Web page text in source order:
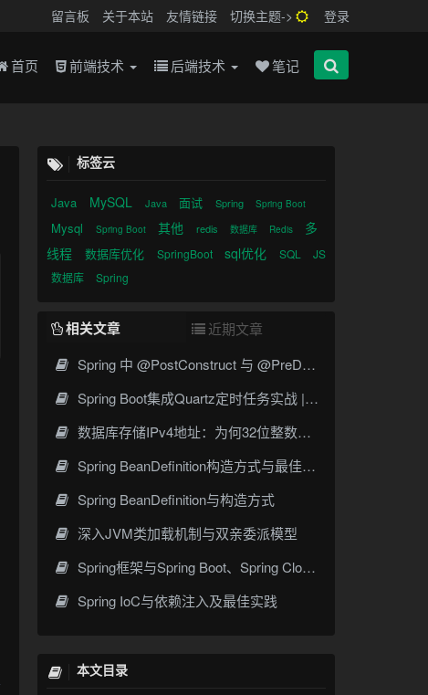
留言板 关于本站 友情链接 切换主题-> 登录
首页 前端技术 后端技术 笔记
标签云
Java MySQL Java 面试 Spring Spring Boot
Mysql Spring Boot 其他 redis 数据库 Redis
多
线程
数据库优化 SpringBoot sql优化 SQL
JS
数据库
Spring
相关文章
近期文章
Spring 中 @PostConstruct 与 @PreDestroy 的完整与实战
Spring Boot集成Quartz定时任务实战 | Cron表达式详解
数据库存储IPv4地址：为何32位整数优于字符串 | 性能分析
Spring BeanDefinition构造方式与最佳实践
Spring BeanDefinition与构造方式
深入JVM类加载机制与双亲委派模型
Spring框架与Spring Boot、Spring Cloud核心区别及技术演进
Spring IoC与依赖注入及最佳实践
本文目录